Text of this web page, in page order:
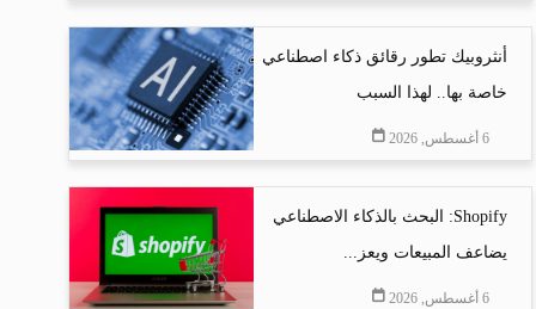
أنثروبيك تطور رقائق ذكاء اصطناعي
خاصة بها.. لهذا السبب
6 أغسطس, 2026
Shopify: البحث بالذكاء الاصطناعي
يضاعف المبيعات ويعز...
6 أغسطس, 2026